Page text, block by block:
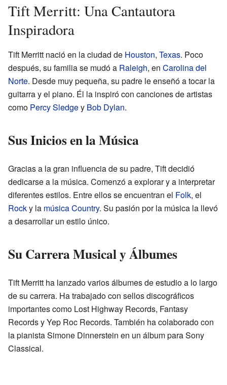
Tift Merritt: Una Cantautora
Inspiradora
Tift Merritt nació en la ciudad de Houston, Texas. Poco
después, su familia se mudó a Raleigh, en Carolina del
Norte. Desde muy pequeña, su padre le enseñó a tocar la
guitarra y el piano. Él la inspiró con canciones de artistas
como Percy Sledgey Bob Dylan.
Sus Inicios en la Música
Gracias a la gran influencia de su padre, Tift decidió
dedicarse a la música. Comenzó a explorar y a interpretar
diferentes estilos. Entre ellos se encuentran el Folk, el
Rocky la música Country. Su pasión por la música la llevó
a desarrollar un estilo único.
Su Carrera Musical y Álbumes
Tift Merritt ha lanzado varios álbumes de estudio a lo largo
de su carrera. Ha trabajado con sellos discográficos
importantes como Lost Highway Records, Fantasy
Records y Yep Roc Records. También ha colaborado con
la pianista Simone Dinnerstein en un álbum para Sony
Classical.